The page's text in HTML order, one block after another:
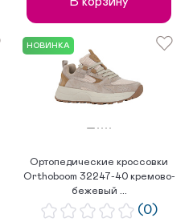
НОВИНКА
Ортопедические кроссовки
Orthoboom 32247-40 кремово-
бежевый ...
(0)